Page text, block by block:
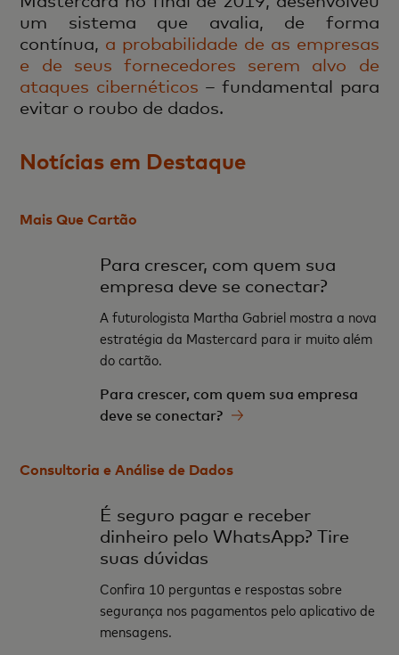
um sistema que avalia, de forma
contínua, a probabilidade de as empresas
e de seus fornecedores serem alvo de
ataques cibernéticos – fundamental para
evitar o roubo de dados.
Notícias em Destaque
Mais Que Cartão
Para crescer, com quem sua
empresa deve se conectar?
A futurologista Martha Gabriel mostra a nova
estratégia da Mastercard para ir muito além
do cartão.
Para crescer, com quem sua empresa
deve se conectar?
Consultoria e Análise de Dados
É seguro pagar e receber
dinheiro pelo WhatsApp? Tire
suas dúvidas
Confira 10 perguntas e respostas sobre
segurança nos pagamentos pelo aplicativo de
mensagens.